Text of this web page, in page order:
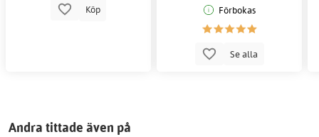
Köp
Förbokas
Se alla
Andra tittade även på